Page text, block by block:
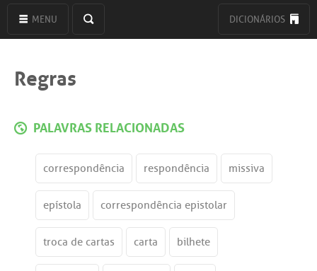
MENU DICIONÁRIOS
Regras
PALAVRAS RELACIONADAS
correspondência respondência missiva
epístola correspondência epistolar
troca de cartas carta bilhete